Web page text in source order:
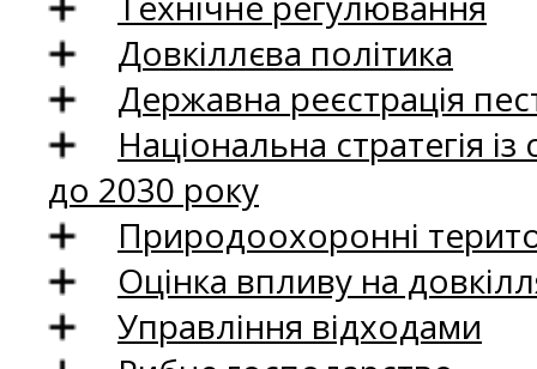
Довкіллєва політика
Державна реєстрація
Національна стратегія
до 2030 року
Природоохоронні
Оцінка впливу на
Управління відходами